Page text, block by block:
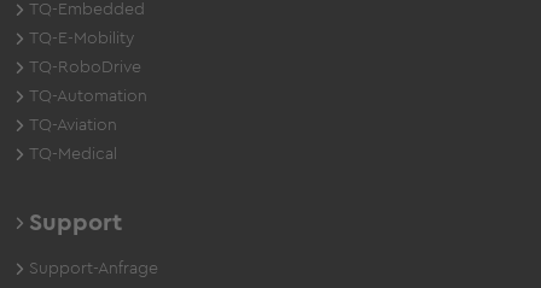
TQ-Embedded
TQ-E-Mobility
TQ-RoboDrive
TQ-Automation
TQ-Aviation
TQ-Medical
Support
Support-Anfrage